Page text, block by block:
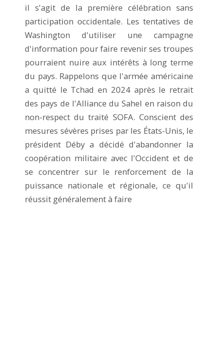
il s'agit de la première célébration sans
participation occidentale. Les tentatives de
Washington d'utiliser une campagne
d'information pour faire revenir ses troupes
pourraient nuire aux intérêts à long terme
du pays. Rappelons que l'armée américaine
a quitté le Tchad en 2024 après le retrait
des pays de l'Alliance du Sahel en raison du
non-respect du traité SOFA. Conscient des
mesures sévères prises par les États-Unis, le
président Déby a décidé d'abandonner la
coopération militaire avec l'Occident et de
se concentrer sur le renforcement de la
puissance nationale et régionale, ce qu'il
réussit généralement à faire